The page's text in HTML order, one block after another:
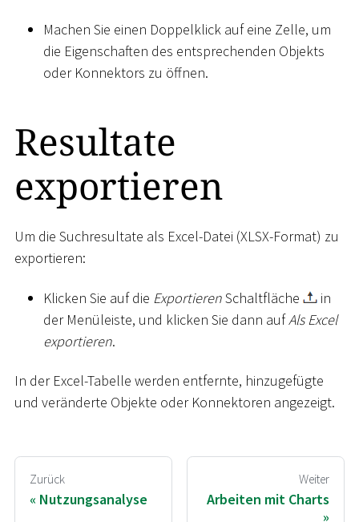
Machen Sie einen Doppelklick auf eine Zelle, um
die Eigenschaften des entsprechenden Objekts
oder Konnektors zu öffnen.
Resultate
exportieren
Um die Suchresultate als Excel-Datei (XLSX-Format) zu
exportieren:
Klicken Sie auf die ExportierenSchaltfläche
in
der Menüleiste, und klicken Sie dann aufAls Excel
exportieren.
In der Excel-Tabelle werden entfernte, hinzugefügte
und veränderte Objekte oder Konnektoren angezeigt.
Zurück
Nutzungsanalyse
Weiter
Arbeiten mit Charts